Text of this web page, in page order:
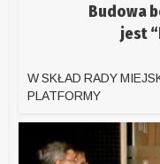
Budowa
jest
W SKŁAD RADY
PLATFORMY